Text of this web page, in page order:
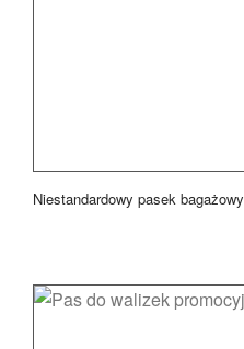
Niestandardowy pasek bagażowy